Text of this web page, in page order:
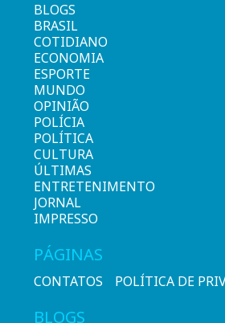
BLOGS
BRASIL
COTIDIANO
ECONOMIA
ESPORTE
MUNDO
OPINIÃO
POLÍCIA
POLÍTICA
CULTURA
ÚLTIMAS
ENTRETENIMENTO
JORNAL
IMPRESSO
PÁGINAS
CONTATOS POLÍTICA DE
BLOGS